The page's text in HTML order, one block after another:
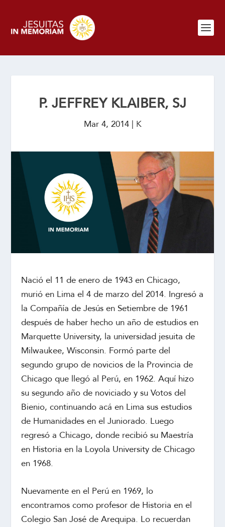
P. JEFFREY KLAIBER, SJ
Mar 4, 2014| K
Nació el 11 de enero de 1943 en Chicago,
murió en Lima el 4 de marzo del 2014. Ingresó a
la Compañía de Jesús en Setiembre de 1961
después de haber hecho un año de estudios en
Marquette University, la universidad jesuita de
Milwaukee, Wisconsin. Formó parte del
segundo grupo de novicios de la Provincia de
Chicago que llegó al Perú, en 1962. Aquí hizo
su segundo año de noviciado y su Votos del
Bienio, continuando acá en Lima sus estudios
de Humanidades en el Juniorado. Luego
regresó a Chicago, donde recibió su Maestría
en Historia en la Loyola University de Chicago
en 1968.
Nuevamente en el Perú en 1969, lo
encontramos como profesor de Historia en el
Colegio San José de Arequipa. Lo recuerdan